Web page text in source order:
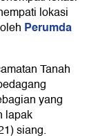
lokasi
oleh Perumda
Tanah
yang
lapak
siang.